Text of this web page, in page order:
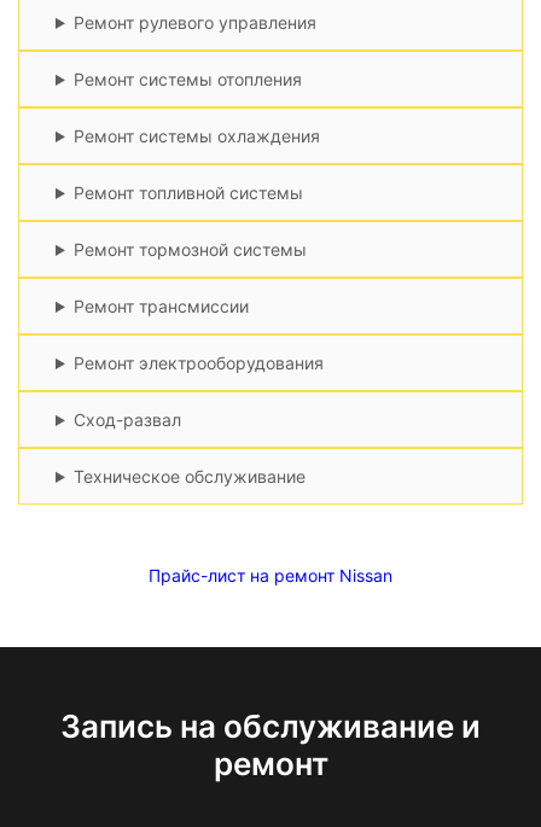
Ремонт рулевого управления
Ремонт системы отопления
Ремонт системы охлаждения
Ремонт топливной системы
Ремонт тормозной системы
Ремонт трансмиссии
Ремонт электрооборудования
Сход-развал
Техническое обслуживание
Прайс-лист на ремонт Nissan
Запись на обслуживание и
ремонт